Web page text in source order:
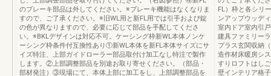
のブレーキ部品は外してください。※ブレーキ機能はなくなりま
すので、ご了承ください。※旧WL用と新FL用では引手および錠
の色が異なりますので、必要に応じて部品を手配してくださ
い。※BKLデザインは対応不可。ケーシング枠新WL本体ノンケ
ーシング枠条件付互換性あり①新WL本体を新FL本体サイズにサ
イズ特注、上部ガイドローラー部品取付け加工なし特注で製作
します。②上部調整部品を別途お取り寄せください。（部品・
部材発注）③現場にて、本体上部に加工をし、上部調整部品を
FL）枠と各シリ
ンアップウッデ
室内ドア室内引
建具ファミリー
プラス玄関収納
造作材床暖房シ
すりロフトはし
壁インテリア格